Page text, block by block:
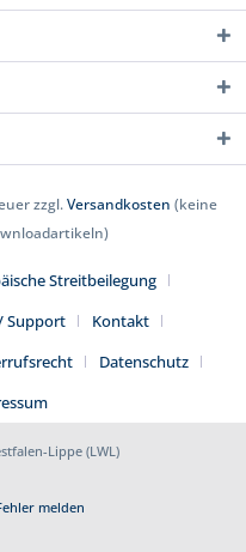
zzgl.Versandkosten (keine
Streitbeilegung
Support
Kontakt
Datenschutz
Lippe (LWL)
melden